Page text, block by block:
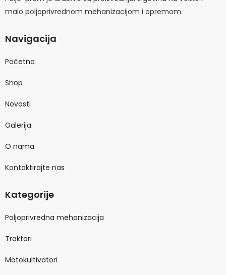
malo poljoprivrednom mehanizacijom i opremom.
Navigacija
Početna
Shop
Novosti
Galerija
O nama
Kontaktirajte nas
Kategorije
Poljoprivredna mehanizacija
Traktori
Motokultivatori